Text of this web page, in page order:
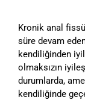
Kronik anal
süre devam
kendiliğinden
olmaksızın
durumlarda,
kendiliğinde